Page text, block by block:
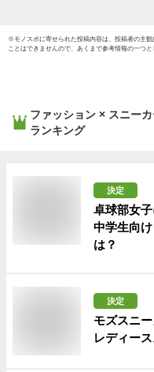
※モノスポに寄せられた投稿内容は、投稿者の主
ことはできませんので、あくまで参考情報の一つと
ファッション × スニーカ
ランキング
決定
卓球部女
中学生向
は？
決定
モズスニ
レディー